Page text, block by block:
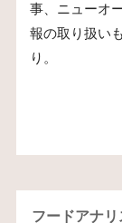
事、ニューオ
報の取り扱い
り。
フードアナ